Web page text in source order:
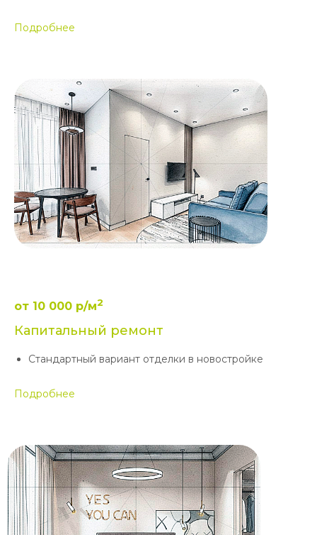
Подробнее
от 10 000 р/м2
Капитальный ремонт
Стандартный вариант отделки в новостройке
Подробнее
При заказе ремонта квартиры
Только до
01.09.2026